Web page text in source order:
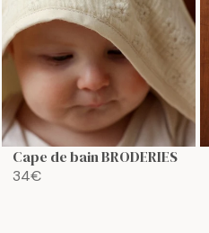
C
0
€
Cape de bain BRODERIES
R
34€